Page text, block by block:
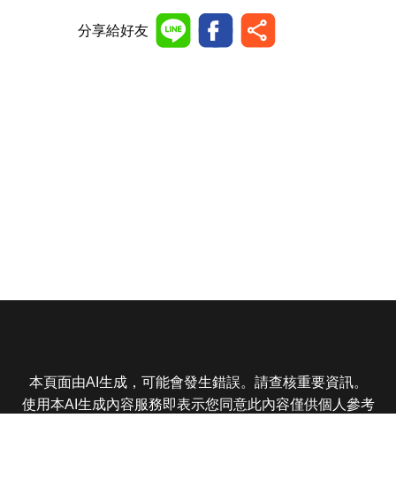
分享給好友
本頁面由AI生成，可能會發生錯誤。請查核重要資訊。
使用本AI生成內容服務即表示您同意此內容僅供個人參考